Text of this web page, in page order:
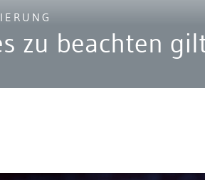
zu beachten